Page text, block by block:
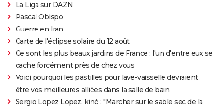
La Liga sur DAZN
Pascal Obispo
Guerre en Iran
Carte de l'éclipse solaire du 12 août
Ce sont les plus beaux jardins de France : l'un d'entre eux se
cache forcément près de chez vous
Voici pourquoi les pastilles pour lave-vaisselle devraient
être vos meilleures alliées dans la salle de bain
Sergio Lopez Lopez, kiné : "Marcher sur le sable sec de la